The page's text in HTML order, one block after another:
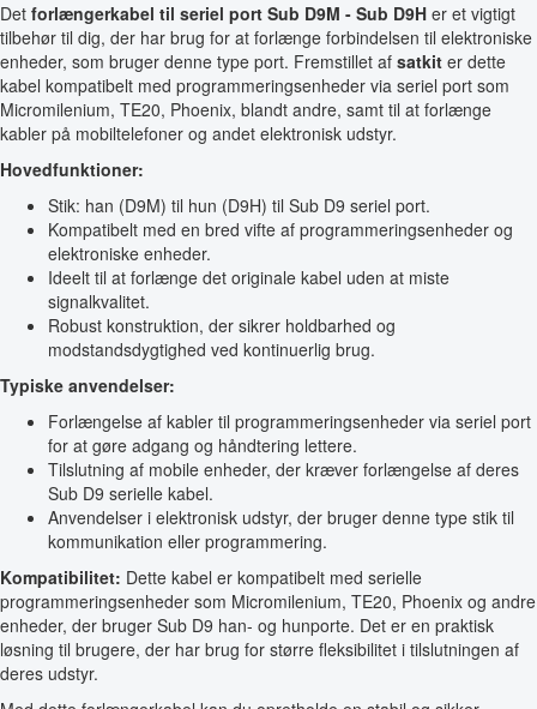
Det forlængerkabel til seriel port Sub D9M - Sub D9H er et vigtigt
tilbehør til dig, der har brug for at forlænge forbindelsen til elektroniske
enheder, som bruger denne type port. Fremstillet af satkit er dette
kabel kompatibelt med programmeringsenheder via seriel port som
Micromilenium, TE20, Phoenix, blandt andre, samt til at forlænge
kabler på mobiltelefoner og andet elektronisk udstyr.
Hovedfunktioner:
Stik: han (D9M) til hun (D9H) til Sub D9 seriel port.
Kompatibelt med en bred vifte af programmeringsenheder og
elektroniske enheder.
Ideelt til at forlænge det originale kabel uden at miste
signalkvalitet.
Robust konstruktion, der sikrer holdbarhed og
modstandsdygtighed ved kontinuerlig brug.
Typiske anvendelser:
Forlængelse af kabler til programmeringsenheder via seriel port
for at gøre adgang og håndtering lettere.
Tilslutning af mobile enheder, der kræver forlængelse af deres
Sub D9 serielle kabel.
Anvendelser i elektronisk udstyr, der bruger denne type stik til
kommunikation eller programmering.
Kompatibilitet: Dette kabel er kompatibelt med serielle
programmeringsenheder som Micromilenium, TE20, Phoenix og andre
enheder, der bruger Sub D9 han- og hunporte. Det er en praktisk
løsning til brugere, der har brug for større fleksibilitet i tilslutningen af
deres udstyr.